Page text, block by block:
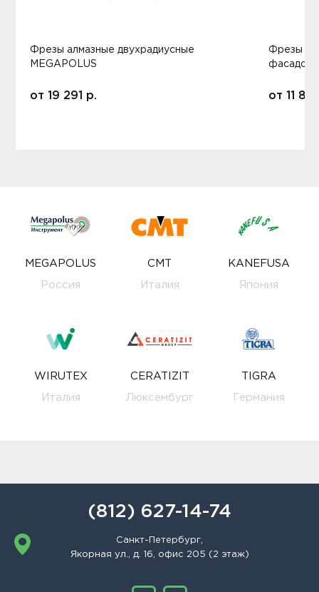
Фрезы алмазные двухрадиусные
MEGAPOLUS
от 19 291 р.
Фрезы
фасадов
от 11
MEGAPOLUS
Россия
CMT
Италия
KANEFUSA
Япония
WIRUTEX
Италия
CERATIZIT
Люксембург
TIGRA
Германия
(812) 627-14-74
Санкт-Петербург,
Якорная ул., д. 16, офис 205 (2 этаж)